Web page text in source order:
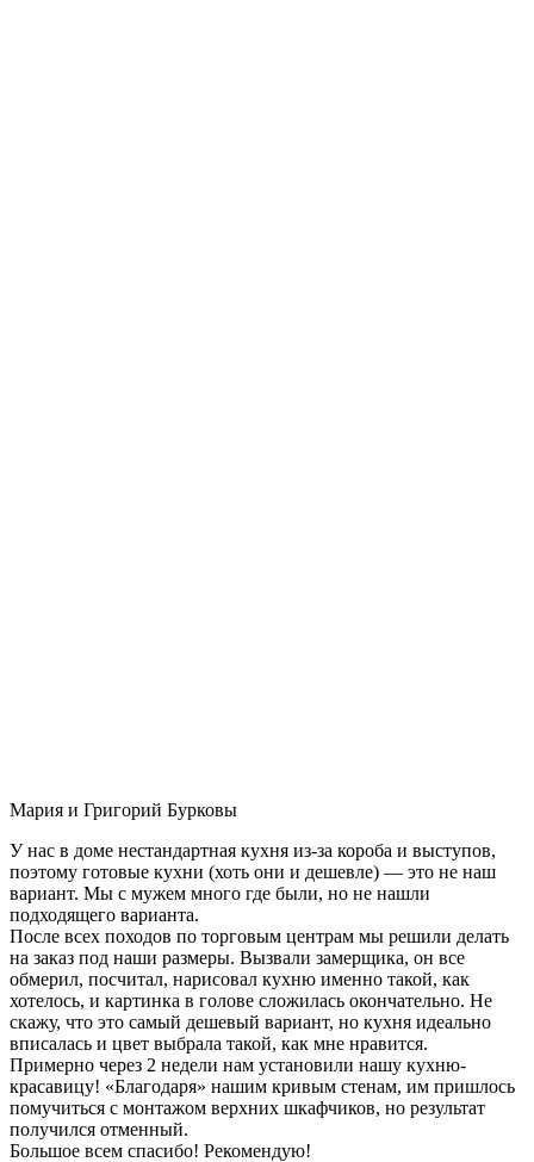
Мария и Григорий Бурковы
У нас в доме нестандартная кухня из-за короба и выступов,
поэтому готовые кухни (хоть они и дешевле) — это не наш
вариант. Мы с мужем много где были, но не нашли
подходящего варианта.
После всех походов по торговым центрам мы решили делать
на заказ под наши размеры. Вызвали замерщика, он все
обмерил, посчитал, нарисовал кухню именно такой, как
хотелось, и картинка в голове сложилась окончательно. Не
скажу, что это самый дешевый вариант, но кухня идеально
вписалась и цвет выбрала такой, как мне нравится.
Примерно через 2 недели нам установили нашу кухню-
красавицу! «Благодаря» нашим кривым стенам, им пришлось
помучиться с монтажом верхних шкафчиков, но результат
получился отменный.
Большое всем спасибо! Рекомендую!